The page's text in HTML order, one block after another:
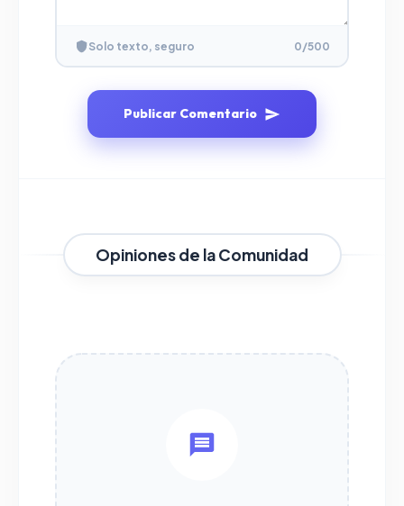
Solo texto, seguro 0/500
Publicar Comentario
Opiniones de la Comunidad